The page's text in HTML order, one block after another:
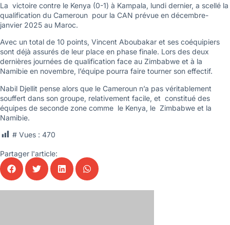
La victoire contre le Kenya (0-1) à Kampala, lundi dernier, a scellé la
qualification du Cameroun pour la CAN prévue en décembre-
janvier 2025 au Maroc.
Avec un total de 10 points, Vincent Aboubakar et ses coéquipiers
sont déjà assurés de leur place en phase finale. Lors des deux
dernières journées de qualification face au Zimbabwe et à la
Namibie en novembre, l’équipe pourra faire tourner son effectif.
Nabil Djellit pense alors que le Cameroun n’a pas véritablement
souffert dans son groupe, relativement facile, et constitué des
équipes de seconde zone comme le Kenya, le Zimbabwe et la
Namibie.
# Vues : 470
Partager l'article: